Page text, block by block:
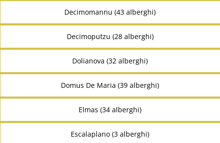
Decimomannu (43 alberghi)
Decimoputzu (28 alberghi)
Dolianova (32 alberghi)
Domus De Maria (39 alberghi)
Elmas (34 alberghi)
Escalaplano (3 alberghi)